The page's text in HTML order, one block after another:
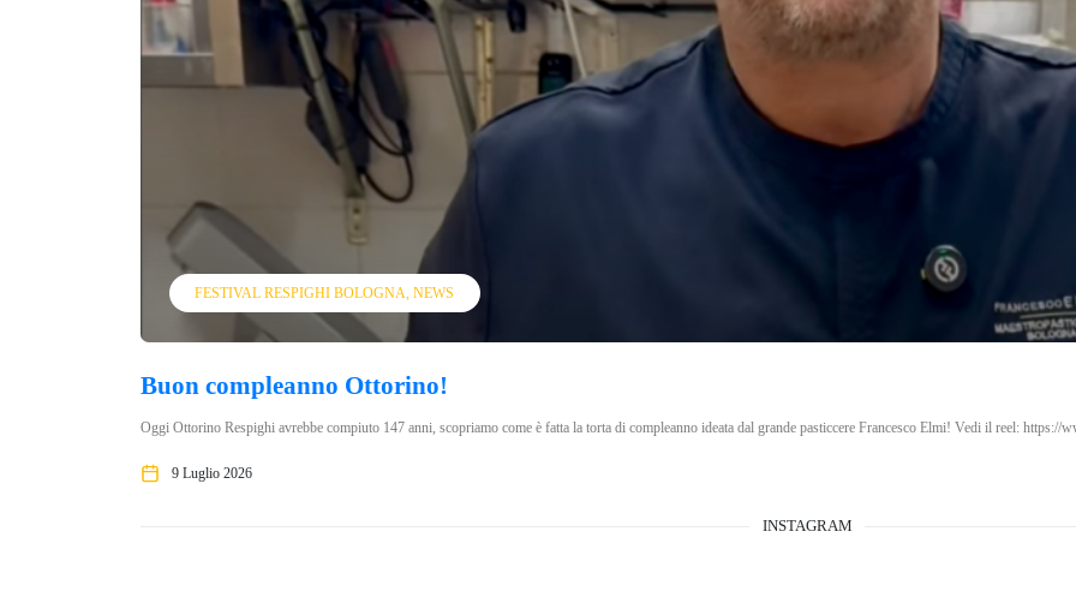
FESTIVAL RESPIGHI BOLOGNA NEWS
Buon compleanno Ottorino!
Oggi Ottorino Respighi avrebbe compiuto 147 anni, scopriamo come è fatta la torta di compleanno ideata dal grande pasticcere Francesco Elmi! Vedi il reel:
9 Luglio 2026
INSTAGRAM